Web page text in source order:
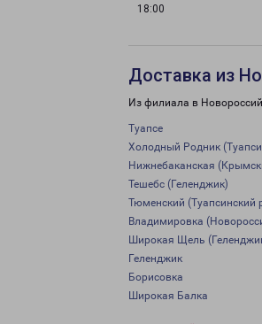
18:00
Доставка из
Из филиала в
Туапсе
Холодный Родник
Нижнебаканская
Тешебс (Геленджик)
Тюменский (Туапсинский
Владимировка
Широкая Щель
Геленджик
Борисовка
Широкая Балка